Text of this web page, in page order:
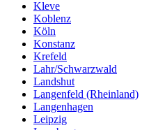
Kleve
Koblenz
Köln
Konstanz
Krefeld
Lahr/Schwarzwald
Landshut
Langenfeld (Rheinland)
Langenhagen
Leipzig